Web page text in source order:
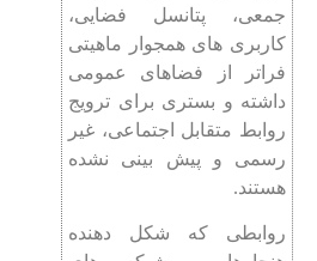
جمعی، پتانسل فضایی،
کاربری های همجوار ماهیتی
فراتر از فضاهای عمومی
داشته و بستری برای ترویج
روابط متقابل اجتماعی، غیر
رسمی و پیش بینی نشده
هستند.
روابطی که شکل دهنده